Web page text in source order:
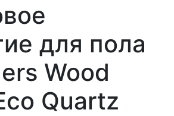
для пола
Wood
Quartz